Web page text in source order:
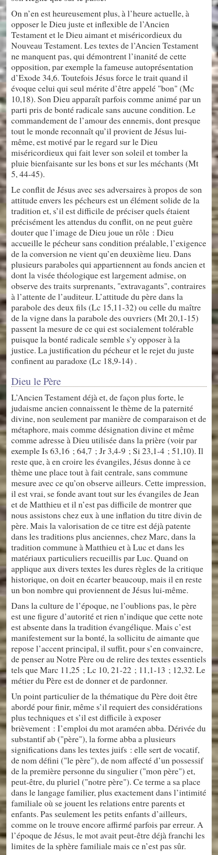
On n’en est heureusement plus, à l’heure actuelle, à
opposer le Dieu juste et inflexible de l’Ancien
Testament et le Dieu aimant et miséricordieux du
Nouveau Testament. Les textes de l’Ancien Testament
ne manquent pas, qui démontrent l’inanité de cette
opposition, par exemple la fameuse autoprésentation
d’Exode 34,6. Toutefois Jésus force le trait quand il
évoque celui qui seul mérite d’être appelé "bon" (Mc
10,18). Son Dieu apparaît parfois comme animé par un
parti pris de bonté radicale sans aucune condition. Le
commandement de l’amour des ennemis, dont presque
tout le monde reconnaît qu’il provient de Jésus lui-
même, est motivé par le regard sur le Dieu
miséricordieux qui fait lever son soleil et tomber la
pluie bienfaisante sur les bons et sur les méchants (Mt
5, 44-45).
Le conflit de Jésus avec ses adversaires à propos de son
attitude envers les pécheurs est un élément solide de la
tradition et, s’il est difficile de préciser quels étaient
précisément les attendus du conflit, on ne peut guère
douter que l’image de Dieu joue un rôle : Dieu
accueille le pécheur sans condition préalable, l’exigence
de la conversion ne vient qu’en deuxième lieu. Dans
plusieurs paraboles qui appartiennent au fonds ancien et
dont la visée théologique est largement admise, on
observe des traits surprenants, "extravagants", contraires
à l’attente de l’auditeur. L’attitude du père dans la
parabole des deux fils (Lc 15,11-32) ou celle du maître
de la vigne dans la parabole des ouvriers (Mt 20,1-15)
passent la mesure de ce qui est socialement tolérable
puisque la bonté radicale semble s’y opposer à la
justice. La justification du pécheur et le rejet du juste
confinent au paradoxe (Lc 18,9-14) .
Dieu le Père
L’Ancien Testament déjà et, de façon plus forte, le
judaisme ancien connaissent le thème de la paternité
divine, non seulement par manière de comparaison et de
métaphore, mais comme désignation divine et même
comme adresse à Dieu utilisée dans la prière (voir par
exemple Is 63,16 ; 64,7 ; Jr 3,4-9 ; Si 23,1-4 ; 51,10). Il
reste que, à en croire les évangiles, Jésus donne à ce
thème une place tout à fait centrale, sans commune
mesure avec ce qu’on observe ailleurs. Cette impression,
il est vrai, se fonde avant tout sur les évangiles de Jean
et de Matthieu et il n’est pas difficile de montrer que
nous assistons chez eux à une inflation du titre divin de
père. Mais la valorisation de ce titre est déjà patente
dans les traditions plus anciennes, chez Marc, dans la
tradition commune à Matthieu et à Luc et dans les
matériaux particuliers recueillis par Luc. Quand on
applique aux divers textes les dures règles de la critique
historique, on doit en écarter beaucoup, mais il en reste
un bon nombre qui proviennent de Jésus lui-même.
Dans la culture de l’époque, ne l’oublions pas, le père
est une figure d’autorité et rien n’indique que cette note
est absente dans la tradition évangélique. Mais c’est
manifestement sur la bonté, la sollicitu de aimante que
repose l’accent principal, il suffit, pour s’en convaincre,
de penser au Notre Père ou de relire des textes essentiels
tels que Marc 11,25 ; Lc 10, 21-22 ; 11,1-13 ; 12,32. Le
métier du Père est de donner et de pardonner.
Un point particulier de la thématique du Père doit être
abordé pour finir, même s’il requiert des considérations
plus techniques et s’il est difficile à exposer
brièvement : I’emploi du mot araméen abba. Dérivée du
substantif ab ("père"), la forme abba a plusieurs
significations dans les textes juifs : elle sert de vocatif,
de nom défini ("le père"), de nom affecté d’un possessif
de la première personne du singulier ("mon père") et,
peut-être, du pluriel ("notre père"). Ce terme a sa place
dans le langage familier, plus exactement dans l’intimité
familiale où se jouent les relations entre parents et
enfants. Pas seulement les petits enfants d’ailleurs,
comme on le trouve encore affirmé parfois par erreur. A
l’époque de Jésus, le mot avait peut-être déjà franchi les
limites de la sphère familiale mais ce n’est pas sûr.